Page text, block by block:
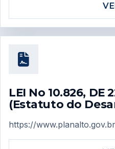
LEI No 10.826, DE
(Estatuto do
https://